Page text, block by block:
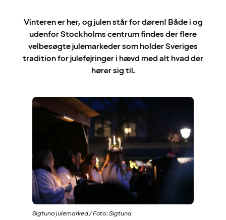
Vinteren er her, og julen står for døren! Både i og
udenfor Stockholms centrum findes der flere
velbesøgte julemarkeder som holder Sveriges
tradition for julefejringer i hævd med alt hvad der
hører sig til.
Sigtuna julemarked / Foto: Sigtuna